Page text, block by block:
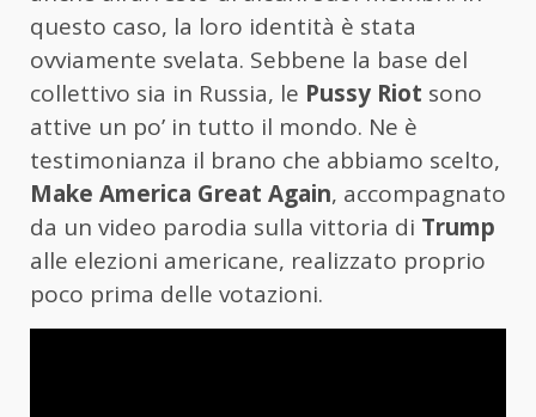
questo caso, la loro identità è stata
ovviamente svelata. Sebbene la base del
collettivo sia in Russia, le Pussy Riot sono
attive un po’ in tutto il mondo. Ne è
testimonianza il brano che abbiamo scelto,
Make America Great Again, accompagnato
da un video parodia sulla vittoria di Trump
alle elezioni americane, realizzato proprio
poco prima delle votazioni.